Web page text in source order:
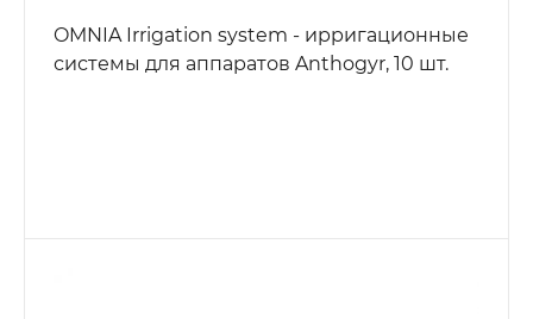
OMNIA Irrigation system - ирригационные
системы для аппаратов Anthogyr, 10 шт.